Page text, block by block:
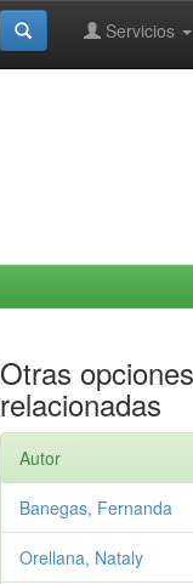
Servicios
Otras opciones
relacionadas
Autor
Banegas, Fernanda
Orellana, Nataly